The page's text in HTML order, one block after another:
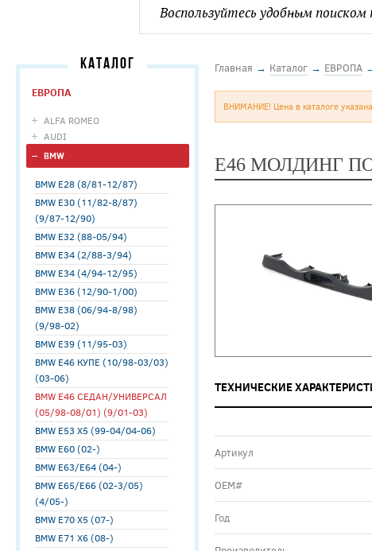
КАТАЛОГ
ЕВРОПА
ALFA ROMEO
AUDI
BMW
BMW E28 (8/81-12/87)
BMW E30 (11/82-8/87)
(9/87-12/90)
BMW E32 (88-05/94)
BMW E34 (2/88-3/94)
BMW E34 (4/94-12/95)
BMW E36 (12/90-1/00)
BMW E38 (06/94-8/98)
(9/98-02)
BMW E39 (11/95-03)
BMW E46 КУПЕ (10/98-03/03)
(03-06)
BMW E46 СЕДАН/УНИВЕРСАЛ
(05/98-08/01) (9/01-03)
BMW E53 X5 (99-04/04-06)
BMW E60 (02-)
BMW E63/E64 (04-)
BMW E65/E66 (02-3/05)
(4/05-)
BMW E70 X5 (07-)
BMW E71 X6 (08-)
Главная → Каталог → ЕВРОПА
ВНИМАНИЕ! Цена в каталоге
E46 МОЛДИНГ
ТЕХНИЧЕСКИЕ
Артикул
ОЕМ#
Год